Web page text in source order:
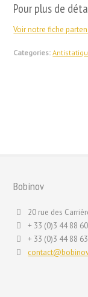
Pour plus de
Voir notre fiche
Categories:
Bobinov
20 rue des
+ 33 (0)3 44 88
+ 33 (0)3 44 88